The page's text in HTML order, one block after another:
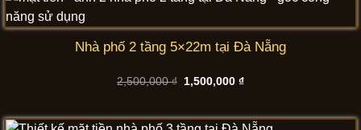
Nhà phố 2 tầng 5×22m tại Đà Nẵng
2,500,000₫
Giá
1,500,000₫Giá
1,500,000 ₫.